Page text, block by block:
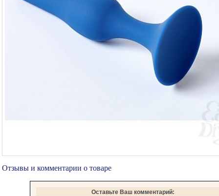
Отзывы и комментарии о товаре
Оставьте Ваш комментарий: